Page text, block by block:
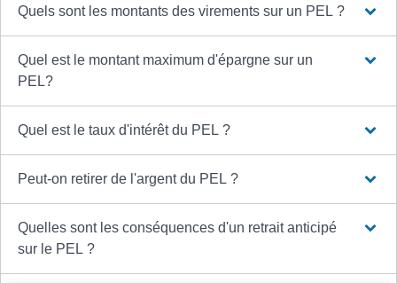
Quels sont les montants des virements sur un PEL ?
Quel est le montant maximum d'épargne sur un
PEL?
Quel est le taux d'intérêt du PEL ?
Peut-on retirer de l'argent du PEL ?
Quelles sont les conséquences d'un retrait anticipé
sur le PEL ?